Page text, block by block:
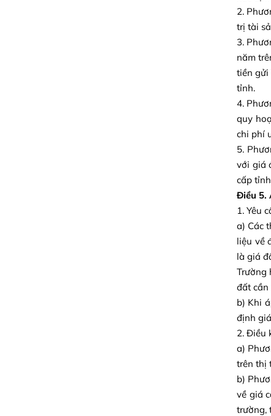
2.
trị tài
3.
năm
tiền gửi
tỉnh.
4.
quy
chi phí
5.
với giá
cấp
Điều 5.
1. Yêu
a) Các
liệu về
là giá
Trường
đất cần
b) Khi
định
2. Điều
a)
trên thị
b)
về giá
trường,